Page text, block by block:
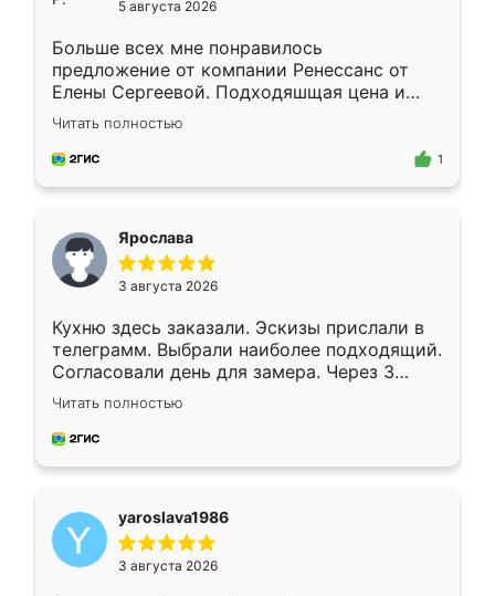
5 августа 2026
Больше всех мне понравилось
предложение от компании Ренессанс от
Елены Сергеевой. Подходяшщая цена и
короткие сроки изготовления. Приехавший
для замера сотрудник Владислав
предложил по моему эскизу самый
Читать полностью
1
Ярослава
3 августа 2026
Кухню здесь заказали. Эскизы прислали в
телеграмм. Выбрали наиболее подходящий.
Согласовали день для замера. Через 3
недели кухня была уже готова. Остались
довольны работой. Спасибо Ренессанс
мебель за качественную работу!
Читать полностью
yaroslava1986
3 августа 2026